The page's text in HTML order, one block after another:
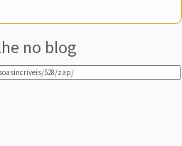
no blog